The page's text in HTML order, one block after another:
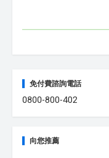
免付費諮詢電話
0800-800-402
向您推薦